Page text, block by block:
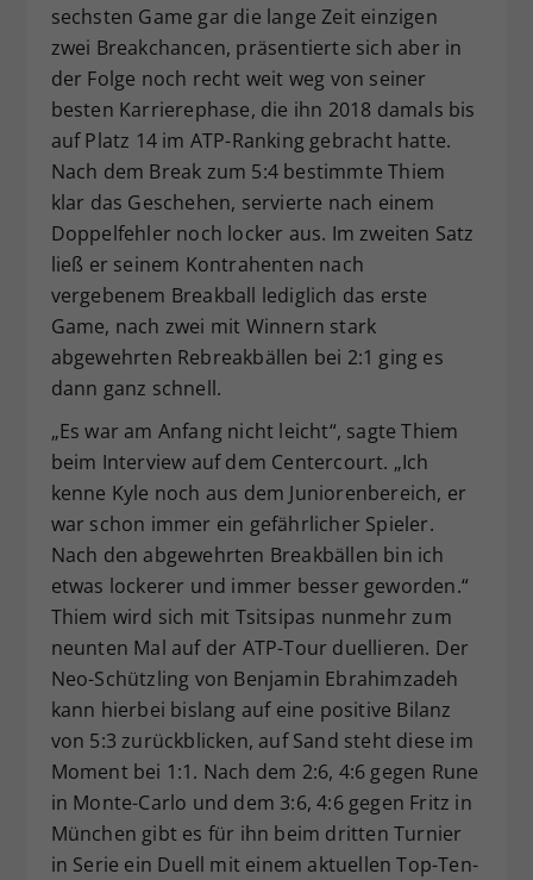
sechsten Game gar die lange Zeit einzigen
zwei Breakchancen, präsentierte sich aber in
der Folge noch recht weit weg von seiner
besten Karrierephase, die ihn 2018 damals bis
auf Platz 14 im ATP-Ranking gebracht hatte.
Nach dem Break zum 5:4 bestimmte Thiem
klar das Geschehen, servierte nach einem
Doppelfehler noch locker aus. Im zweiten Satz
ließ er seinem Kontrahenten nach
vergebenem Breakball lediglich das erste
Game, nach zwei mit Winnern stark
abgewehrten Rebreakbällen bei 2:1 ging es
dann ganz schnell.
„Es war am Anfang nicht leicht“, sagte Thiem
beim Interview auf dem Centercourt. „Ich
kenne Kyle noch aus dem Juniorenbereich, er
war schon immer ein gefährlicher Spieler.
Nach den abgewehrten Breakbällen bin ich
etwas lockerer und immer besser geworden.“
Thiem wird sich mit Tsitsipas nunmehr zum
neunten Mal auf der ATP-Tour duellieren. Der
Neo-Schützling von Benjamin Ebrahimzadeh
kann hierbei bislang auf eine positive Bilanz
von 5:3 zurückblicken, auf Sand steht diese im
Moment bei 1:1. Nach dem 2:6, 4:6 gegen Rune
in Monte-Carlo und dem 3:6, 4:6 gegen Fritz in
München gibt es für ihn beim dritten Turnier
in Serie ein Duell mit einem aktuellen Top-Ten-